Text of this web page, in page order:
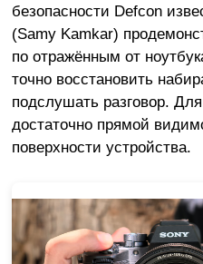
безопасности Defcon
(Samy Kamkar)
по отражённым от
точно восстановить
подслушать разговор.
достаточно прямой
поверхности устройства.